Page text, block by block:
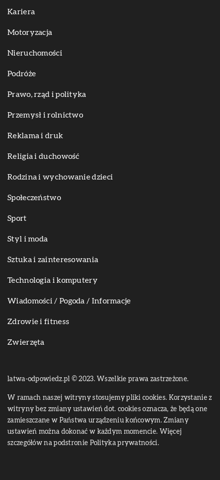
Kariera
Motoryzacja
Nieruchomości
Podróże
Prawo, rząd i polityka
Przemysł i rolnictwo
Reklama i druk
Religia i duchowość
Rodzina i wychowanie dzieci
Społeczeństwo
Sport
Styl i moda
Sztuka i zainteresowania
Technologia i komputery
Wiadomości / Pogoda / Informacje
Zdrowie i fitness
Zwierzęta
latwa-odpowiedz.pl © 2023. Wszelkie prawa zastrzeżone.
W ramach naszej witryny stosujemy pliki cookies. Korzystanie z
witryny bez zmiany ustawień dot. cookies oznacza, że będą one
zamieszczane w Państwa urządzeniu końcowym. Zmiany
ustawień można dokonać w każdym momencie. Więcej
szczegółów na podstronie Polityka prywatności.